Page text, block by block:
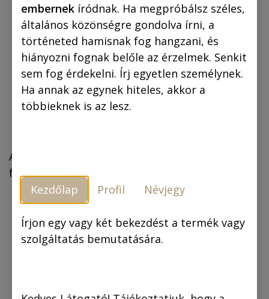
A képeket bármilyen sorrendben felteheted a
falra. :-)
embernek íródnak. Ha megpróbálsz széles,
általános közönségre gondolva írni, a
történeted hamisnak fog hangzani, és
hiányozni fognak belőle az érzelmek. Senkit
sem fog érdekelni. Írj egyetlen személynek.
Ha annak az egynek hiteles, akkor a
többieknek is az lesz.
Kezdőlap Profil Névjegy
Írjon egy vagy két bekezdést a termék vagy
szolgáltatás bemutatására.